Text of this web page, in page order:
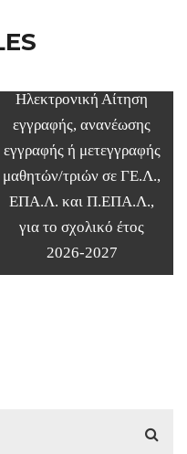
Ηλεκτρονική Αίτηση
εγγραφής, ανανέωσης
εγγραφής ή μετεγγραφής
μαθητών/τριών σε ΓΕ.Λ.,
ΕΠΑ.Λ. και Π.ΕΠΑ.Λ.,
για το σχολικό έτος
2026-2027